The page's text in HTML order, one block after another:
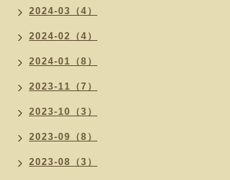
2024-03（4）
2024-02（4）
2024-01（8）
2023-11（7）
2023-10（3）
2023-09（8）
2023-08（3）